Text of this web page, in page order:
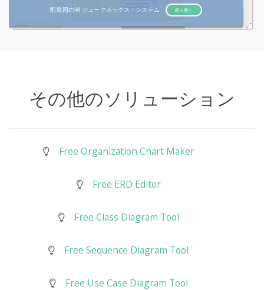
配置図の例 ジュークボックス・システム 図を開く
その他のソリューション
Free Organization Chart Maker
Free ERD Editor
Free Class Diagram Tool
Free Sequence Diagram Tool
Free Use Case Diagram Tool